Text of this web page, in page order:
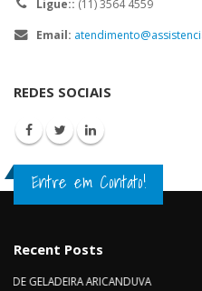
Ligue:: (11) 3564 4559
Email:
REDES SOCIAIS
Entre em Contato!
Recent Posts
ASSISTENCIA TECNICA BRASTEMP